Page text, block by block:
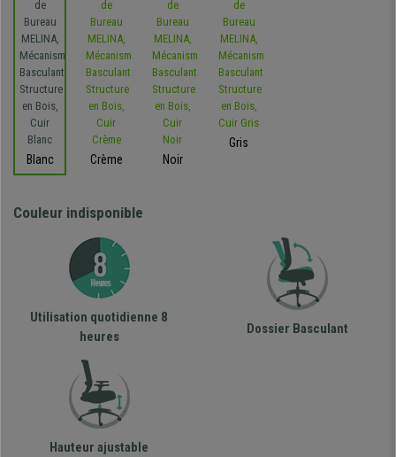
Blanc Crème Noir
Gris
Couleur indisponible
Utilisation quotidienne 8
heures
Dossier Basculant
Hauteur ajustable